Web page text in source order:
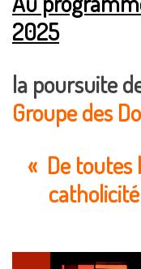
2025
la poursuite
Groupe des
« De toutes